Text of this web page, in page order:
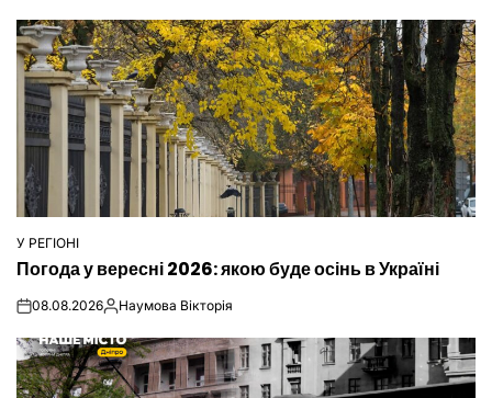
ОПУБЛІКУВАТИ
У РЕГІОНІ
Погода у вересні 2026: якою буде осінь в Україні
on08.08.2026Опубліковано
Наумова Вікторія